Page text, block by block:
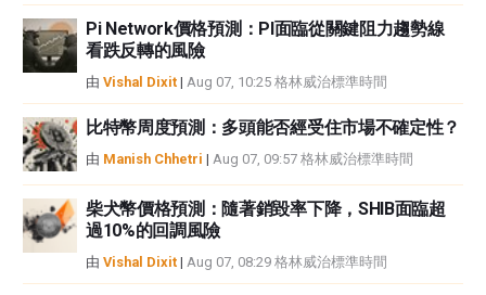
Pi Network價格預測：PI面臨從關鍵阻力趨勢線
看跌反轉的風險
由 Vishal Dixit | Aug 07, 10:25 格林威治標準時間
比特幣周度預測：多頭能否經受住市場不確定性？
由 Manish Chhetri | Aug 07, 09:57 格林威治標準時間
柴犬幣價格預測：隨著銷毀率下降，SHIB面臨超
過10%的回調風險
由 Vishal Dixit | Aug 07, 08:29 格林威治標準時間